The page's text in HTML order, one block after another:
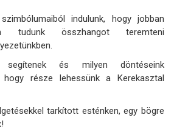
indulunk, hogy jobban
tudunk összhangot teremteni
segítenek és milyen döntéseink
hogy része lehessünk a Kerekasztal
tarkított esténken, egy bögre